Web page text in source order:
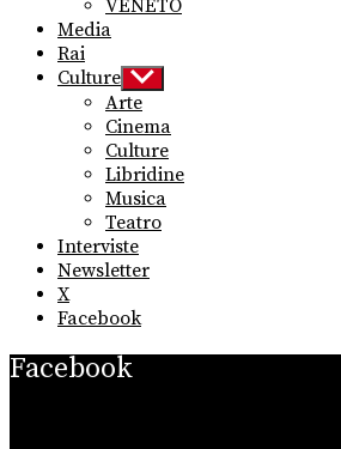
VENETO
Media
Rai
Culture Show
sub
menu
Arte
Cinema
Culture
Libridine
Musica
Teatro
Interviste
Newsletter
X
Facebook
Facebook